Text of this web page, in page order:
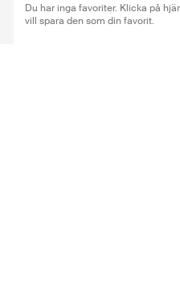
Du har inga favoriter. Klicka på
vill spara den som din favorit.